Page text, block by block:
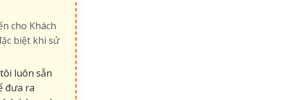
cho Khách
biệt khi sử
luôn sẵn
đưa ra